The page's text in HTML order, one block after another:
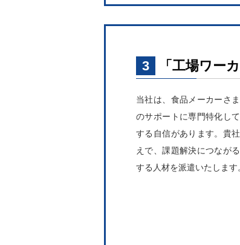
3 「工場ワー
当社は、食品メーカーさ
のサポートに専門特化し
する自信があります。貴
えで、課題解決につなが
する人材を派遣いたします